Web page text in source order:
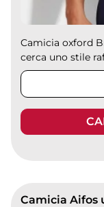
Camicia oxford
cerca uno stile
Camicia Aifos